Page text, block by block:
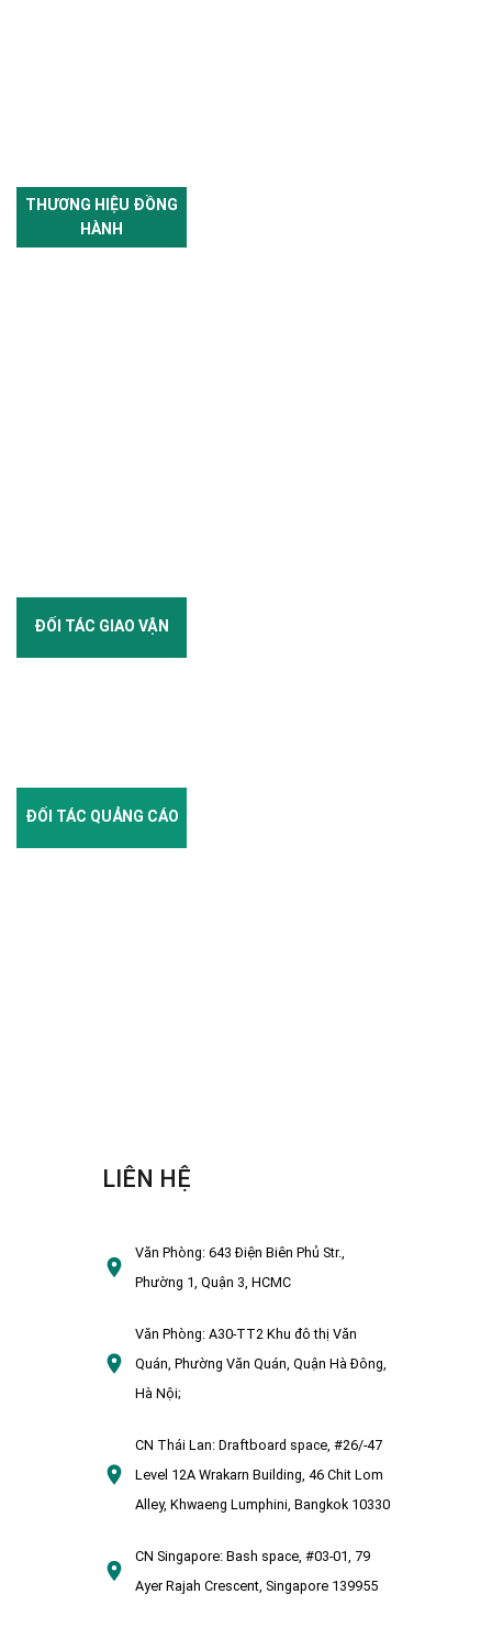
THƯƠNG HIỆU ĐỒNG
HÀNH
ĐỐI TÁC GIAO VẬN
ĐỐI TÁC QUẢNG CÁO
LIÊN HỆ
Văn Phòng:643 Điện Biên Phủ Str.,
Phường 1, Quận 3, HCMC
Văn Phòng:A30-TT2 Khu đô thị Văn
Quán, Phường Văn Quán, Quận Hà Đông,
Hà Nội;
CN Thái Lan: Draftboard space, #26/-47
Level 12A Wrakarn Building, 46 Chit Lom
Alley, Khwaeng Lumphini, Bangkok 10330
CN Singapore: Bash space, #03-01, 79
Ayer Rajah Crescent, Singapore 139955